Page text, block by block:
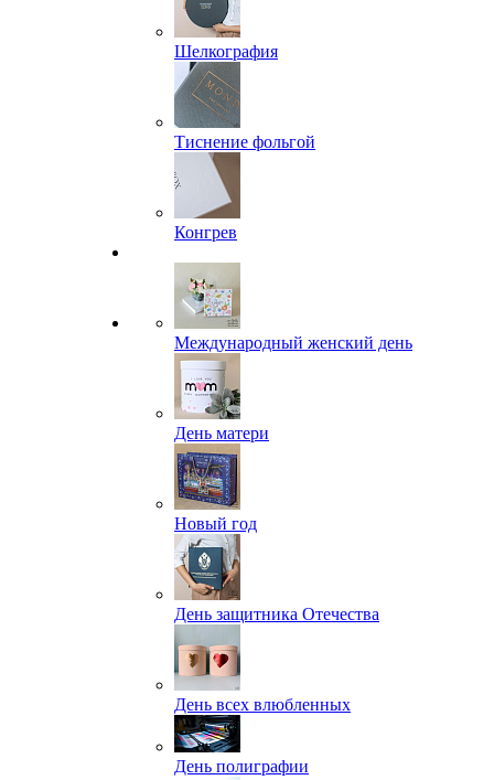
Шелкография
Тиснение фольгой
Конгрев
Международный женский день
День матери
Новый год
День защитника Отечества
День всех влюбленных
День полиграфии